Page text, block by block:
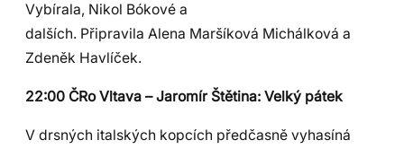
Vybírala, Nikol Bókové a
dalších. Připravila Alena Maršíková Michálková a
Zdeněk Havlíček.
22:00 ČRo Vltava – Jaromír Štětina: Velký pátek
V drsných italských kopcích předčasně vyhasíná